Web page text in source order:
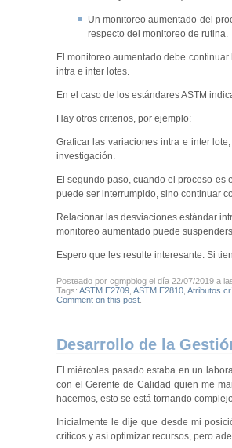
Un monitoreo aumentado del
respecto del monitoreo de rutina.
El monitoreo aumentado debe
intra e inter lotes.
En el caso de los estándares ASTM
Hay otros criterios, por ejemplo:
Graficar las variaciones intra e inter
investigación.
El segundo paso, cuando el proceso es
puede ser interrumpido, sino continuar
Relacionar las desviaciones estándar
monitoreo aumentado puede
Espero que les resulte interesante. Si
Posteado por cgmpblog el día 22/07/2019 a
Tags: ASTM E2709, ASTM E2810, Atributos
Comment on this post.
Desarrollo de la
El miércoles pasado estaba en un
con el Gerente de Calidad quien me
hacemos, esto se está tornando
Inicialmente le dije que desde mi
críticos y así optimizar recursos, pero